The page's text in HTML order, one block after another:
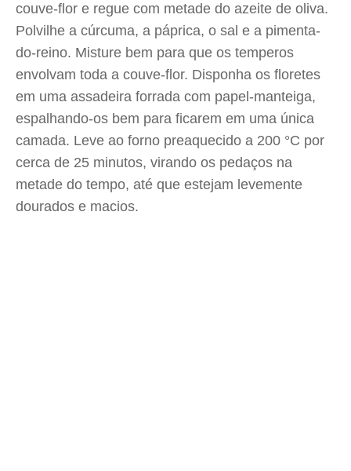
couve-flor e regue com metade do azeite de oliva.
Polvilhe a cúrcuma, a páprica, o sal e a pimenta-
do-reino. Misture bem para que os temperos
envolvam toda a couve-flor. Disponha os floretes
em uma assadeira forrada com papel-manteiga,
espalhando-os bem para ficarem em uma única
camada. Leve ao forno preaquecido a 200 °C por
cerca de 25 minutos, virando os pedaços na
metade do tempo, até que estejam levemente
dourados e macios.